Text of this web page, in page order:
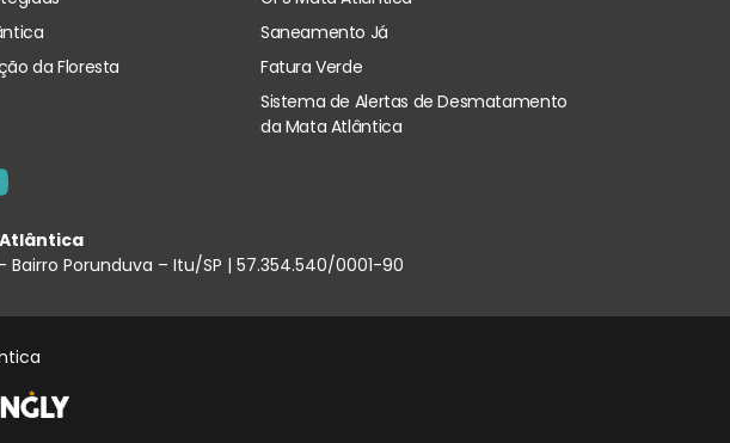
da Floresta
Saneamento Já
Fatura Verde
Sistema de Alertas de Desmatamento
da Mata Atlântica
Atlântica
Bairro Porunduva – Itu/SP | 57.354.540/0001-90